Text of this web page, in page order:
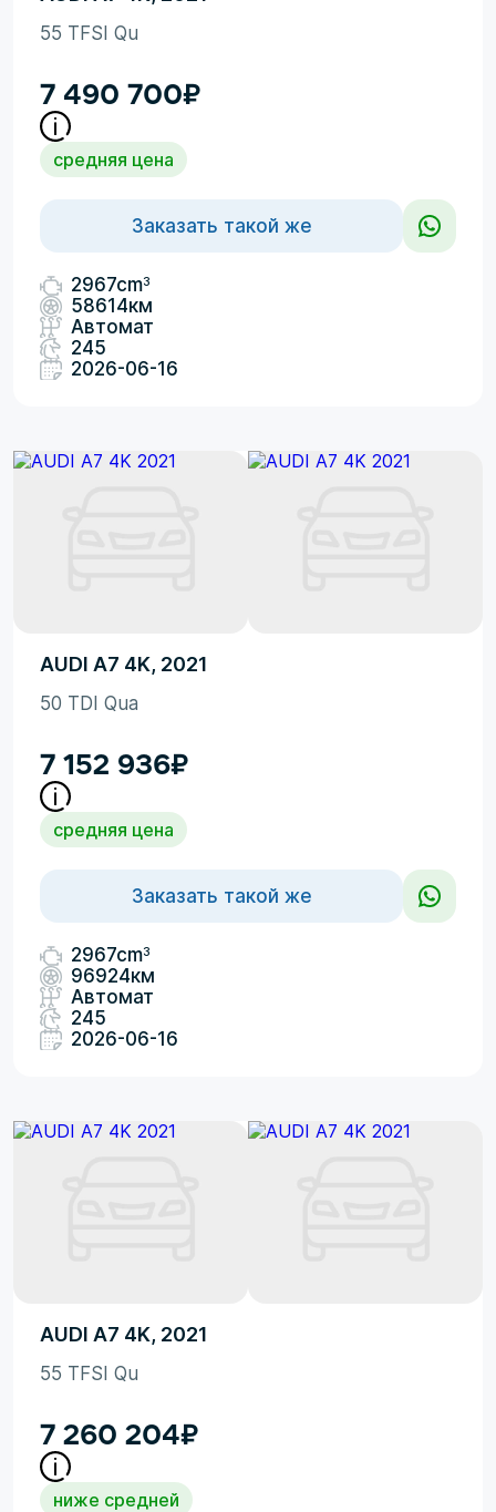
55 TFSI Qu
7 490 700₽
средняя цена
Заказать такой же
2967cm3
58614км
Автомат
245
2026-06-16
AUDI A7 4K, 2021
50 TDI Qua
7 152 936₽
средняя цена
Заказать такой же
2967cm3
96924км
Автомат
245
2026-06-16
AUDI A7 4K, 2021
55 TFSI Qu
7 260 204₽
ниже средней